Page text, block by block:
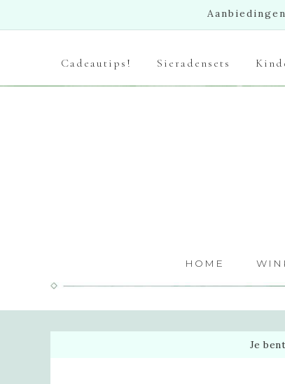
Cadeautips! Sieradensets
HOME
Je